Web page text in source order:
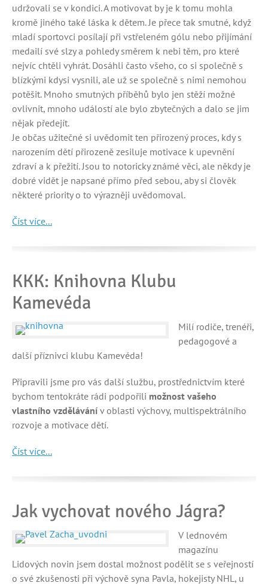
udržovali se v kondici. A motivovat by je k tomu mohla
kromě jiného také láska k dětem. Je přece tak smutné, když
mladí sportovci posílají při vstřeleném gólu nebo přijímání
medailí své slzy a pohledy směrem k nebi těm, pro které
nejvíc chtěli vyhrát. Dosáhli často všeho, co si společně s
blízkými kdysi vysnili, ale už se společně s nimi nemohou
potěšit. Mnoho smutných příběhů bylo jen stěží možné
ovlivnit, mnoho událostí ale bylo zbytečných a dalo se jim
nějak předejít.
Je občas užitečné si uvědomit ten přirozený proces, kdy s
narozením dětí přirozeně zesiluje motivace k upevnění
zdraví a k přežití. Jsou to notoricky známé věci, ale někdy je
dobré vidět je napsané přímo před sebou, aby si člověk
některé priority o to výrazněji uvědomoval.
Číst více...
KKK: Knihovna Klubu
Kamevéda
Milí rodiče, trenéři,
pedagogové a
další příznivci klubu Kamevéda!
Připravili jsme pro vás další službu, prostřednictvím které
bychom tentokráte rádi podpořili možnost vašeho
vlastního vzdělávání v oblasti výchovy, multispektrálního
rozvoje a motivace dětí.
Číst více...
Jak vychovat nového Jágra?
V lednovém
magazínu
Lidových novin jsem dostal možnost podělit se s veřejností
o své zkušenosti při výchově syna Pavla, hokejisty NHL, u